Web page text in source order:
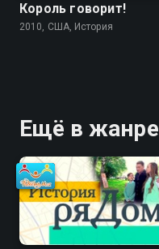
Король говорит!
2010, США, История
Ещё в